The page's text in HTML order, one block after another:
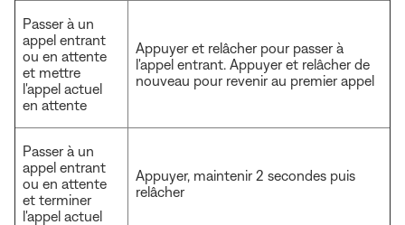
Passer à un
appel entrant
ou en attente
et mettre
l'appel actuel
en attente
Appuyer et relâcher pour passer à
l'appel entrant. Appuyer et relâcher de
nouveau pour revenir au premier appel
Passer à un
appel entrant
ou en attente
et terminer
l'appel actuel
Appuyer, maintenir 2 secondes puis
relâcher